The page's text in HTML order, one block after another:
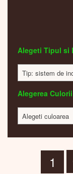
Alegeti Tipul si
Alegerea Culorii
Alegeti culoarea